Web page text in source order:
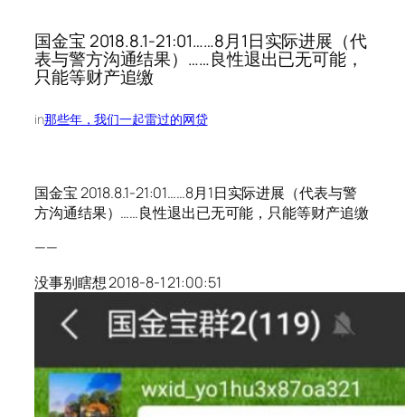
国金宝 2018.8.1-21:01……8月1日实际进展（代
表与警方沟通结果）……良性退出已无可能，
只能等财产追缴
in那些年，我们一起雷过的网贷
国金宝 2018.8.1-21:01……8月1日实际进展（代表与警
方沟通结果）……良性退出已无可能，只能等财产追缴
——
没事别瞎想 2018-8-1 21:00:51